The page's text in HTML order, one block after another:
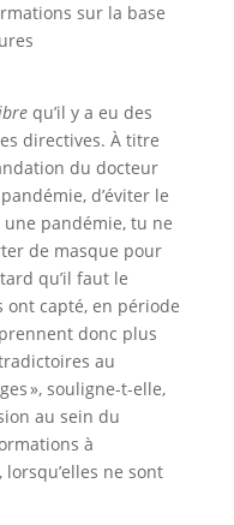
sur la base
qu’il y a eu des
directives. À titre
du docteur
d’éviter le
pandémie, tu ne
de masque pour
qu’il faut le
ont capté, en période
donc plus
au
», souligne-t-elle,
au sein du
à
ne sont